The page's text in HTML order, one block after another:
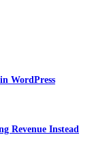
WordPress
Revenue Instead